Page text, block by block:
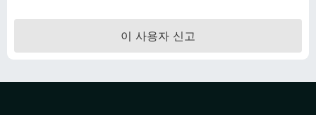
가
이 사용자 신고